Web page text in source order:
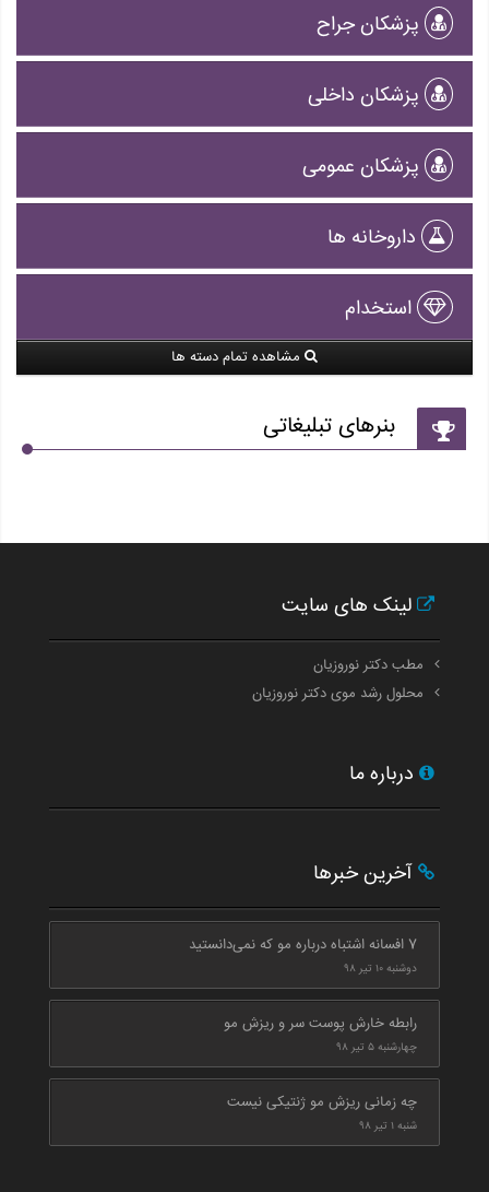
پزشکان جراح
پزشکان داخلی
پزشکان عمومی
داروخانه ها
استخدام
مشاهده تمام دسته ها
بنرهای تبلیغاتی
لینک های سایت
مطب دکتر نوروزیان
محلول رشد موی دکتر نوروزیان
درباره ما
آخرین خبرها
7 افسانه اشتباه درباره مو که نمی‌دانستید
دوشنبه ۱۰ تیر ۹۸
رابطه خارش پوست سر و ریزش مو
چهارشنبه ۵ تیر ۹۸
چه زمانی ریزش مو ژنتیکی نیست
شنبه ۱ تیر ۹۸